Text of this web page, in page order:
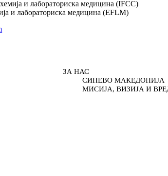
и лабораториска медицина (IFCC)
и лабораториска медицина (EFLM)
ЗА НАС
СИНЕВО МАКЕДОНИЈА
МИСИЈА, ВИЗИЈА И